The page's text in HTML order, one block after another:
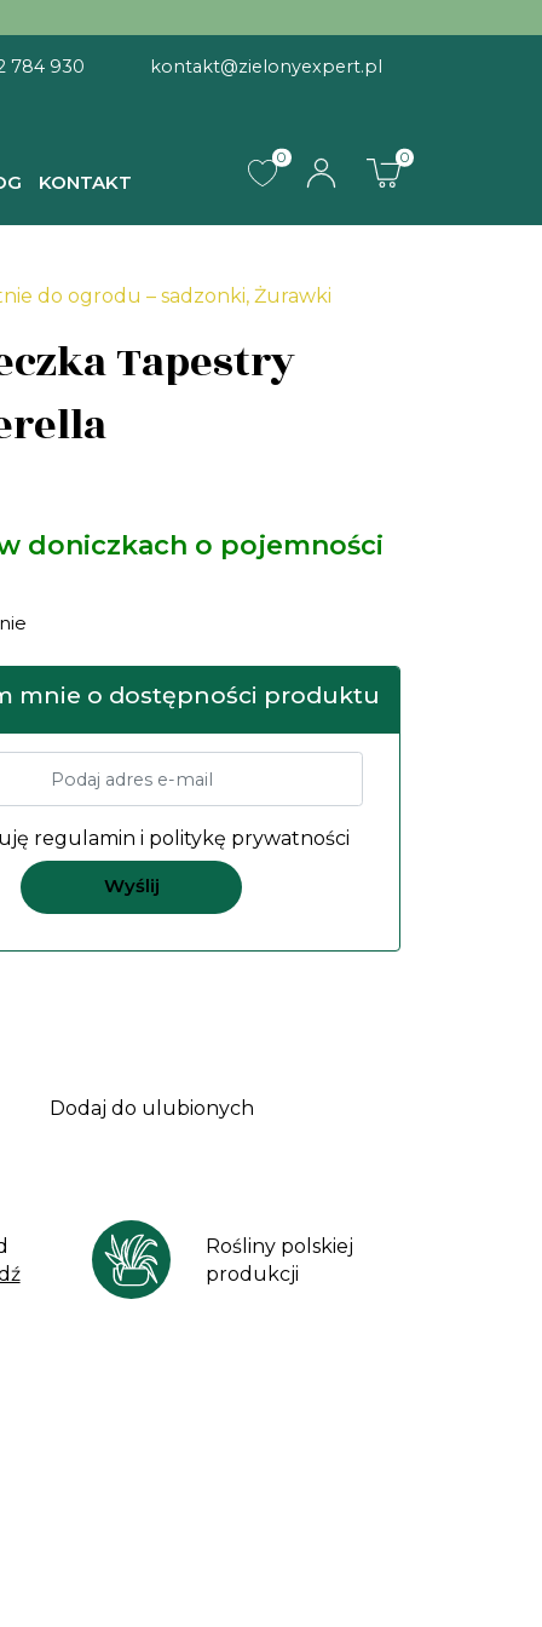
784 930 kontakt@zielonyexpert.pl
KONTAKT
0 0
Heucherella
do ogrodu – sadzonki, Żurawki
Tapestry
doniczkach o pojemności
mnie o dostępności produktu
regulamin i politykę prywatności
Dodaj do ulubionych
Rośliny polskiej
produkcji